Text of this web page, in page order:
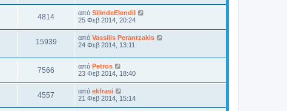
4814 από SilindeElendil
25 Φεβ 2014, 20:24
15939 από Vassilis Perantzakis
24 Φεβ 2014, 13:11
7566 από Petros
23 Φεβ 2014, 18:40
4557 από ekfrasi
21 Φεβ 2014, 15:14